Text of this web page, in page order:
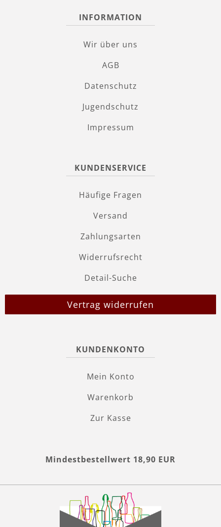
INFORMATION
Wir über uns
AGB
Datenschutz
Jugendschutz
Impressum
KUNDENSERVICE
Häufige Fragen
Versand
Zahlungsarten
Widerrufsrecht
Detail-Suche
Vertrag widerrufen
KUNDENKONTO
Mein Konto
Warenkorb
Zur Kasse
Mindestbestellwert 18,90 EUR